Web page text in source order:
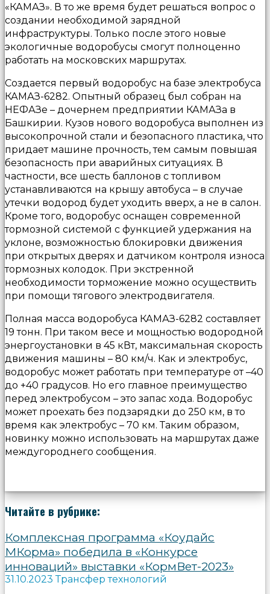
«КАМАЗ». В то же время будет решаться вопрос о
создании необходимой зарядной
инфраструктуры. Только после этого новые
экологичные водоробусы смогут полноценно
работать на московских маршрутах.
Создается первый водоробус на базе электробуса
КАМАЗ-6282. Опытный образец был собран на
НЕФАЗе – дочернем предприятии КАМАЗа в
Башкирии. Кузов нового водоробуса выполнен из
высокопрочной стали и безопасного пластика, что
придает машине прочность, тем самым повышая
безопасность при аварийных ситуациях. В
частности, все шесть баллонов с топливом
устанавливаются на крышу автобуса – в случае
утечки водород будет уходить вверх, а не в салон.
Кроме того, водоробус оснащен современной
тормозной системой с функцией удержания на
уклоне, возможностью блокировки движения
при открытых дверях и датчиком контроля износа
тормозных колодок. При экстренной
необходимости торможение можно осуществить
при помощи тягового электродвигателя.
Полная масса водоробуса КАМАЗ-6282 составляет
19 тонн. При таком весе и мощностью водородной
энергоустановки в 45 кВт, максимальная скорость
движения машины – 80 км/ч. Как и электробус,
водоробус может работать при температуре от –40
до +40 градусов. Но его главное преимущество
перед электробусом – это запас хода. Водоробус
может проехать без подзарядки до 250 км, в то
время как электробус – 70 км. Таким образом,
новинку можно использовать на маршрутах даже
междугороднего сообщения.
Читайте в рубрике:
Комплексная программа «Коудайс
МКорма» победила в «Конкурсе
инноваций» выставки «КормВет-2023»
31.10.2023 Трансфер технологий